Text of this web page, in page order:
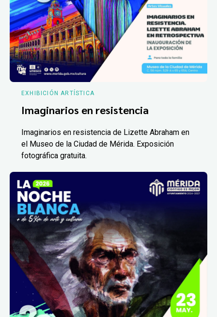
EXHIBICIÓN ARTÍSTICA
Imaginarios en resistencia
Imaginarios en resistencia de Lizette Abraham en
el Museo de la Ciudad de Mérida. Exposición
fotográfica gratuita.